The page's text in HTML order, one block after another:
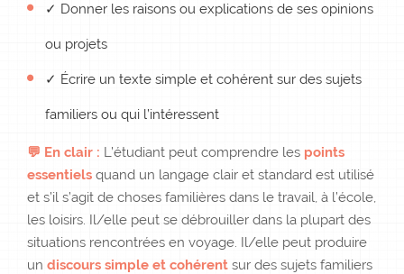
✓ Donner les raisons ou explications de ses opinions
ou projets
✓ Écrire un texte simple et cohérent sur des sujets
familiers ou qui l’intéressent
💬 En clair : L’étudiant peut comprendre les points
essentiels quand un langage clair et standard est utilisé
et s’il s’agit de choses familières dans le travail, à l’école,
les loisirs. Il/elle peut se débrouiller dans la plupart des
situations rencontrées en voyage. Il/elle peut produire
un discours simple et cohérent sur des sujets familiers